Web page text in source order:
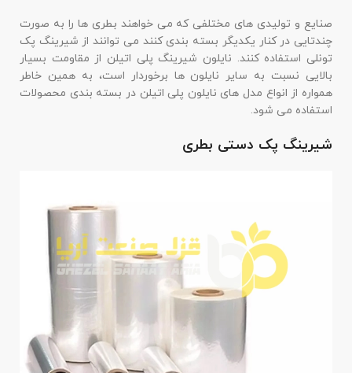
صنایع و تولیدی های مختلفی که می خواهند بطری ها را به صورت
چندتایی در کنار یکدیگر بسته بندی کنند می توانند از شیرینگ پک
تونلی استفاده کنند. نایلون شیرینگ پلی اتیلن از مقاومت بسیار
بالایی نسبت به سایر نایلون ها برخوردار است، به همین خاطر
همواره از انواع مدل های نایلون پلی اتیلن در بسته بندی محصولات
استفاده می شود.
شیرینگ پک دستی بطری